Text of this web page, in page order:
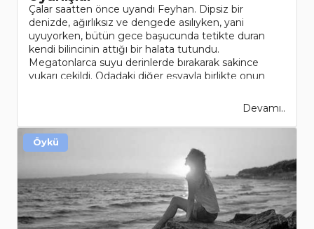
Çalar saatten önce uyandı Feyhan. Dipsiz bir
denizde, ağırlıksız ve dengede asılıyken, yani
uyuyorken, bütün gece başucunda tetikte duran
kendi bilincinin attığı bir halata tutundu.
Megatonlarca suyu derinlerde bırakarak sakince
yukarı çekildi. Odadaki diğer eşyayla birlikte onun
Devamı..
Öykü